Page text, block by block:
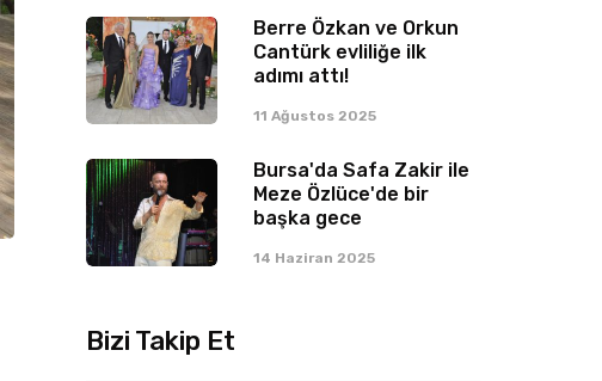
Berre Özkan ve Orkun
Cantürk evliliğe ilk
adımı attı!
11 Ağustos 2025
Bursa'da Safa Zakir ile
Meze Özlüce'de bir
başka gece
14 Haziran 2025
Bizi Takip Et